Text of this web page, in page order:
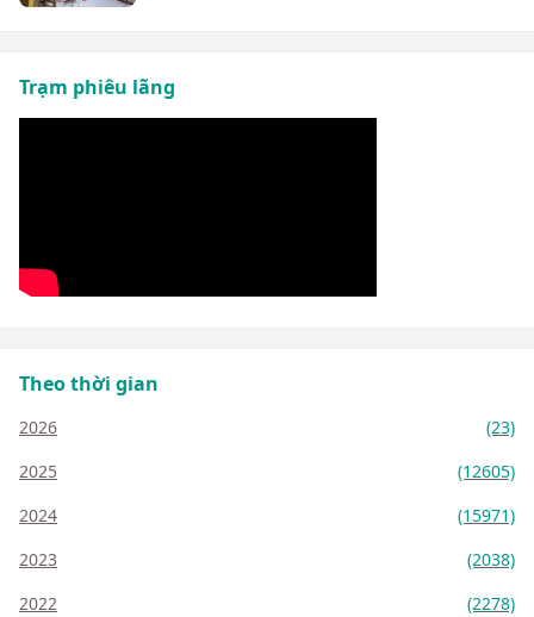
Trạm phiêu lãng
Theo thời gian
2026
(23)
2025
(12605)
2024
(15971)
2023
(2038)
2022
(2278)